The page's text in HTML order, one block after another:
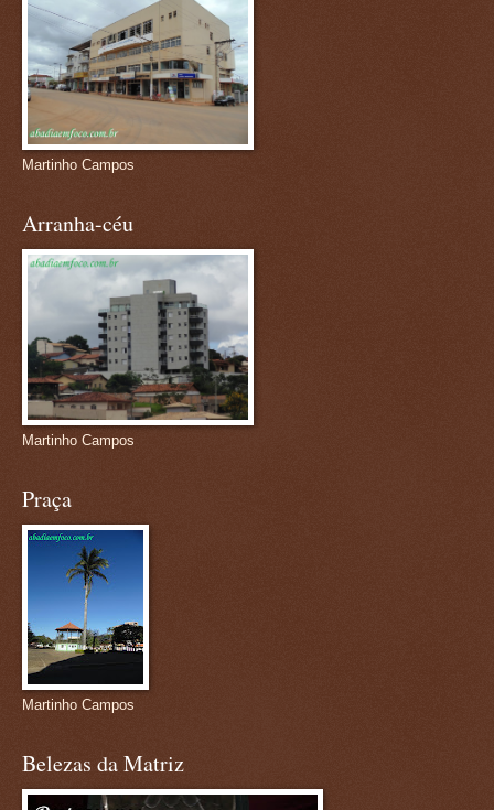
Martinho Campos
Arranha-céu
Martinho Campos
Praça
Martinho Campos
Belezas da Matriz